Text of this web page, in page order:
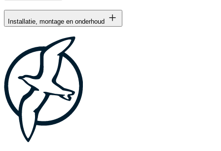
Installatie, montage en onderhoud